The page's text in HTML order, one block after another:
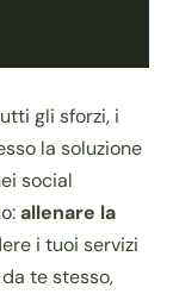
gli sforzi, i
la soluzione
social
allenare la
i tuoi servizi
te stesso,